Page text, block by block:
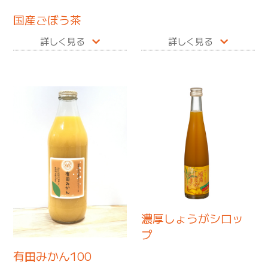
国産ごぼう茶
詳しく見る 詳しく見る
有田みかん100
濃厚しょうがシロッ
プ